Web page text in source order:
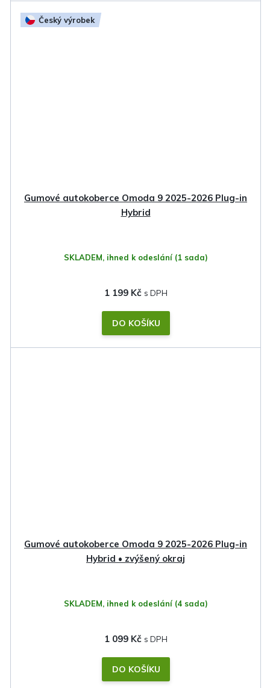
Český výrobek
Gumové autokoberce Omoda 9 2025-2026 Plug-in
Hybrid
SKLADEM, ihned k odeslání (1 sada)
1 199 Kč
DO KOŠÍKU
Gumové autokoberce Omoda 9 2025-2026 Plug-in
Hybrid • zvýšený okraj
SKLADEM, ihned k odeslání (4 sada)
1 099 Kč
DO KOŠÍKU